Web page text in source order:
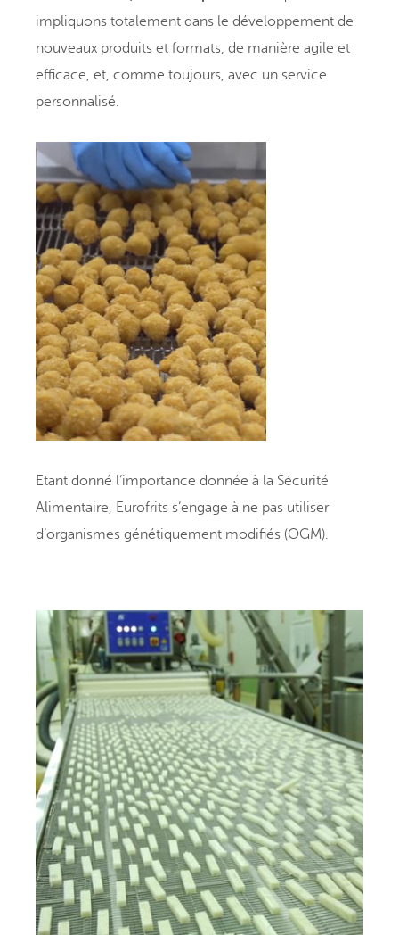
impliquons totalement dans le développement de
nouveaux produits et formats, de manière agile et
efficace, et, comme toujours, avec un service
personnalisé.
Etant donné l’importance donnée à la Sécurité
Alimentaire, Eurofrits s’engage à ne pas utiliser
d’organismes génétiquement modifiés (OGM).